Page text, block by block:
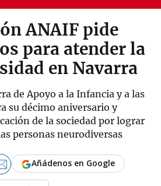
ANAIF pide
para atender la
en Navarra
de Apoyo a la Infancia y a las
su décimo aniversario y
de la sociedad por lograr
personas neurodiversas
Añádenos en Google